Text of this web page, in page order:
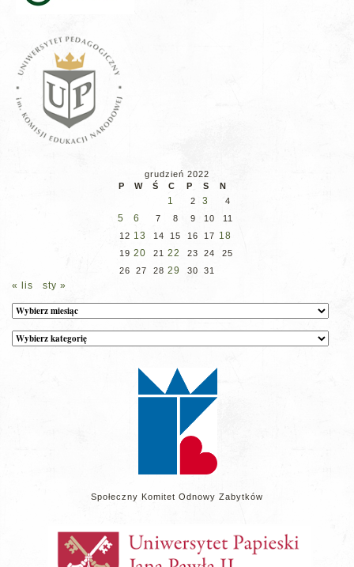
grudzień 2022
P
W Ś C P S N
1 2 3 4
5 6 7 8 9 10
11
12 13 14 15 16 17 18
19 20 21 22 23 24
25
26
27 28 29 30 31
« lis sty »
Archiwum
Kategorie
wpisów
Społeczny Komitet Odnowy Zabytków